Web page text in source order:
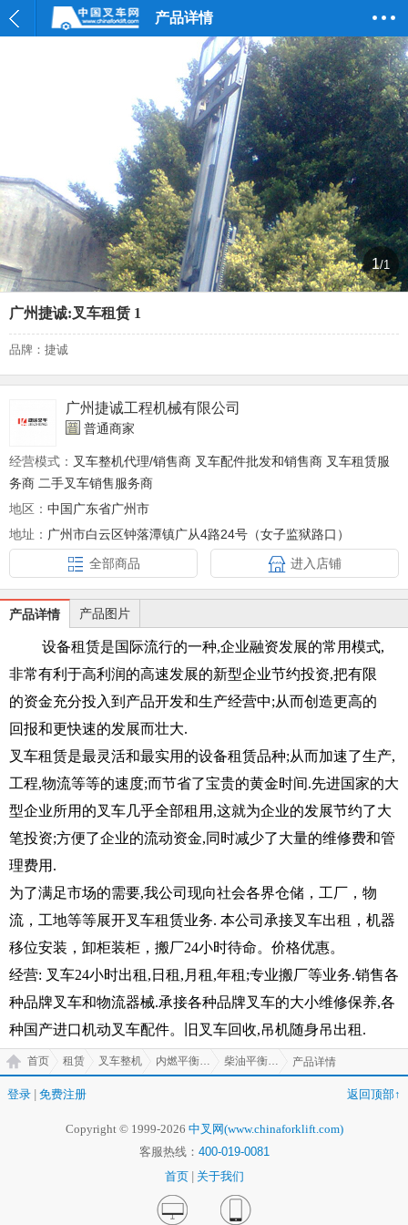
产品详情
1/1
广州捷诚:叉车租赁 1
品牌：捷诚
广州捷诚工程机械有限公司
普通商家
经营模式： 叉车整机代理/销售商 叉车配件批发和销售商 叉车租赁服
务商 二手叉车销售服务商
地区： 中国广东省广州市
地址： 广州市白云区钟落潭镇广从4路24号（女子监狱路口）
全部商品
进入店铺
产品详情 产品图片
设备租赁是国际流行的一种,企业融资发展的常用模式,
非常有利于高利润的高速发展的新型企业节约投资,把有限
的资金充分投入到产品开发和生产经营中;从而创造更高的
回报和更快速的发展而壮大.
叉车租赁是最灵活和最实用的设备租赁品种;从而加速了生产,
工程,物流等等的速度;而节省了宝贵的黄金时间.先进国家的大
型企业所用的叉车几乎全部租用 ,这就为企业的发展节约了大
笔投资;方便了企业的流动资金,同时减少了大量的维修费和管
理费用 .
为了满足市场的需要,我公司现向社会各界仓储，工厂，物
流，工地等等展开叉车租赁业务. 本公司承接叉车出租，机器
移位安装，卸柜装柜，搬厂24小时待命。价格优惠。
经营: 叉车24小时出租 , 日租 , 月租 ,年租 ;专业搬厂等业务.销售各
种品牌叉车和物流器械.承接各种品牌叉车的大小维修保养,各
种国产进口机动叉车配件。旧叉车回收,吊机随身吊出租 .
首页 租赁 叉车整机 内燃平衡重式叉车 柴油平衡重式叉车 产品详情
登录 免费注册 返回顶部↑
Copyright © 1999-2026 中叉网(www.chinaforklift.com)
客服热线： 400-019-0081
首页
关于我们